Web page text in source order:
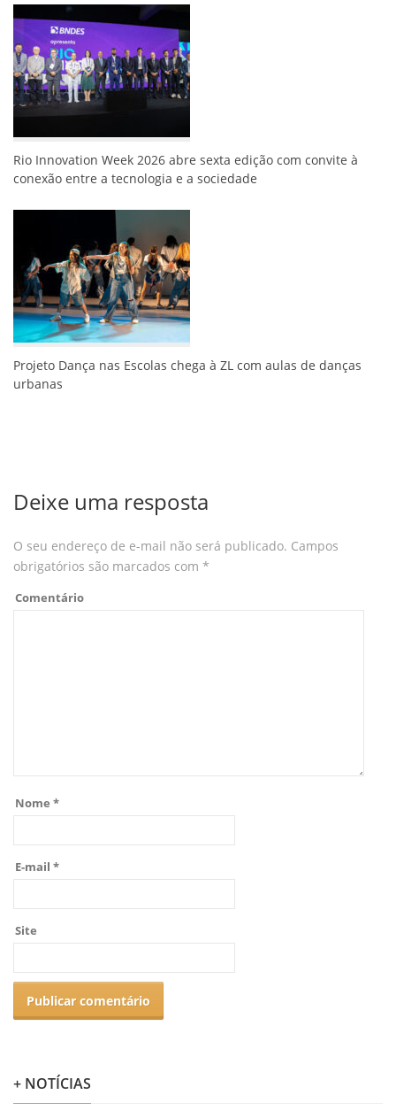
Rio Innovation Week 2026 abre sexta edição com convite à
conexão entre a tecnologia e a sociedade
Projeto Dança nas Escolas chega à ZL com aulas de danças
urbanas
Deixe uma resposta
O seu endereço de e-mail não será publicado. Campos
obrigatórios são marcados com *
Comentário
Nome *
E-mail *
Site
+ NOTÍCIAS